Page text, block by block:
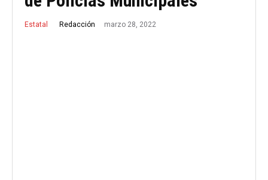
Estatal Redacción marzo 28, 2022